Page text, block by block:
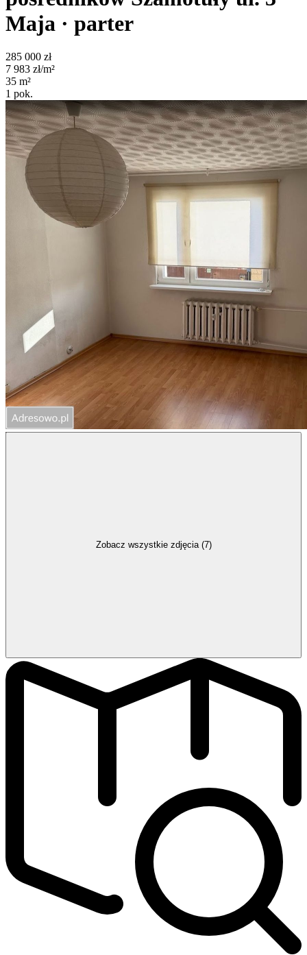
Maja · parter
285 000 zł
7 983 zł/m²
35 m²
1 pok.
Zobacz wszystkie zdjęcia (7)